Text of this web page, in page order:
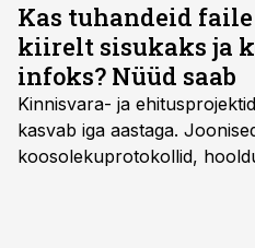
Kas tuhandeid
kiirelt sisukaks ja
infoks? Nüüd saab
Kinnisvara- ja
kasvab iga aastaga.
koosolekuprotokollid,